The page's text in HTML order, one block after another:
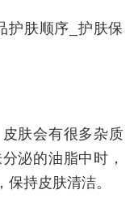
肤会有很多杂质
泌的油脂中时，
持皮肤清洁。